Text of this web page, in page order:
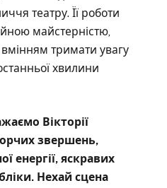
театру. Її роботи
майстерністю,
тримати увагу
хвилини
Вікторії
звершень,
енергії, яскравих
Нехай сцена